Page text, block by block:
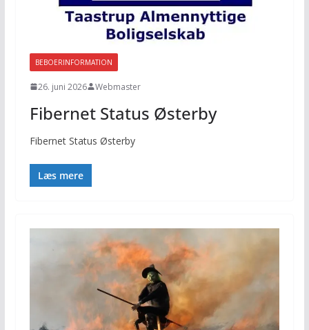
BEBOERINFORMATION
26. juni 2026 Webmaster
Fibernet Status Østerby
Fibernet Status Østerby
Læs mere